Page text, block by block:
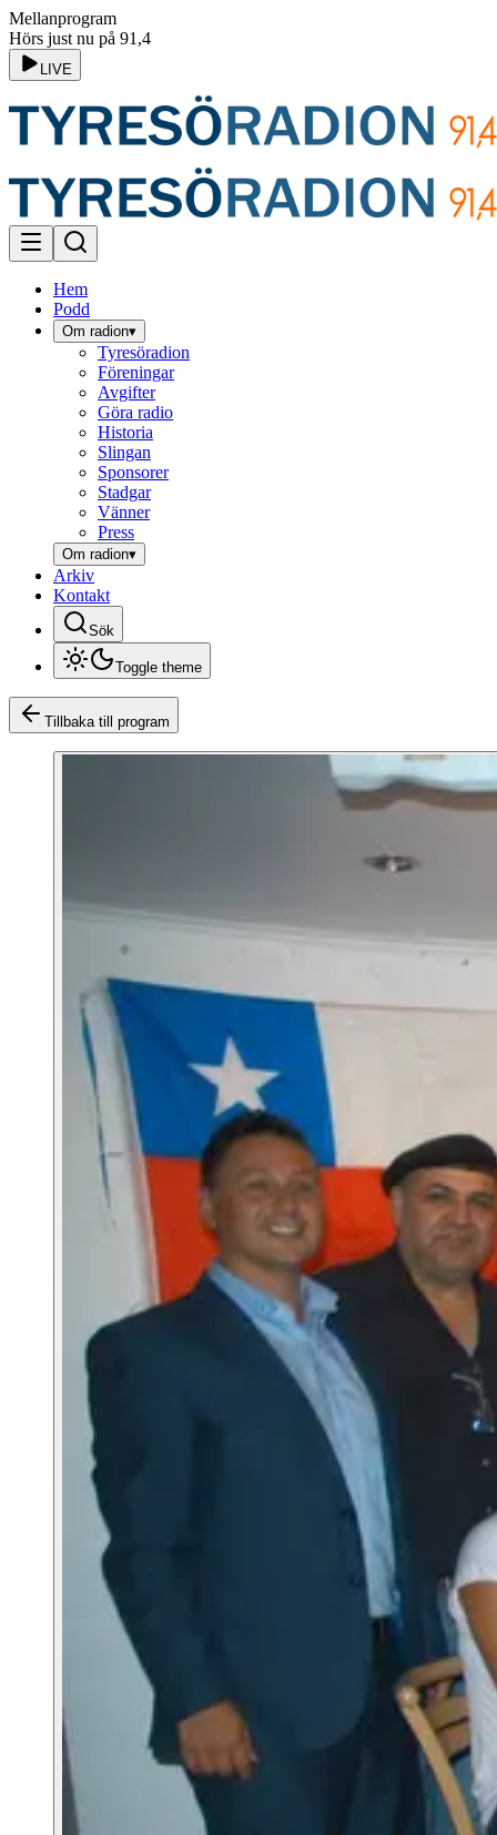
Mellanprogram
Hörs just nu på 91,4
LIVE
Hem
Podd
Om radion▾
Tyresöradion
Föreningar
Avgifter
Göra radio
Historia
Slingan
Sponsorer
Stadgar
Vänner
Press
Om radion▾
Arkiv
Kontakt
Sök
Toggle theme
Tillbaka till program